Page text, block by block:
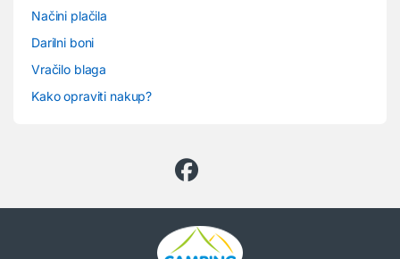
Načini plačila
Darilni boni
Vračilo blaga
Kako opraviti nakup?